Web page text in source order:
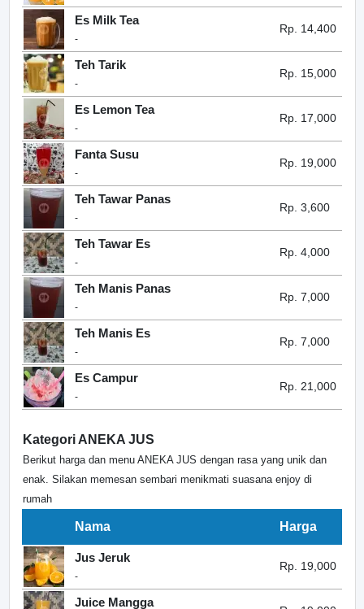
Es Milk Tea
-
Rp. 14,400
Teh Tarik
-
Rp. 15,000
Es Lemon Tea
-
Rp. 17,000
Fanta Susu
-
Rp. 19,000
Teh Tawar Panas
-
Rp. 3,600
Teh Tawar Es
-
Rp. 4,000
Teh Manis Panas
-
Rp. 7,000
Teh Manis Es
-
Rp. 7,000
Es Campur
-
Rp. 21,000
Kategori ANEKA JUS
Berikut harga dan menu ANEKA JUS dengan rasa yang unik dan
enak. Silakan memesan sembari menikmati suasana enjoy di
rumah
Nama Harga
Jus Jeruk
-
Rp. 19,000
Juice Mangga